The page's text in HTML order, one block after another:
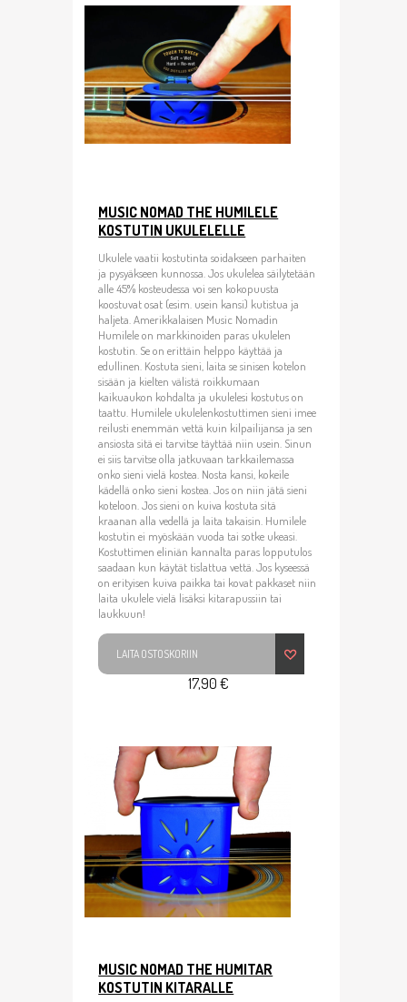
MUSIC NOMAD THE HUMILELE
KOSTUTIN UKULELELLE
Ukulele vaatii kostutinta soidakseen parhaiten
ja pysyäkseen kunnossa. Jos ukulelea säilytetään
alle 45% kosteudessa voi sen kokopuusta
koostuvat osat (esim. usein kansi) kutistua ja
haljeta. Amerikkalaisen Music Nomadin
Humilele on markkinoiden paras ukulelen
kostutin. Se on erittäin helppo käyttää ja
edullinen. Kostuta sieni, laita se sinisen kotelon
sisään ja kielten välistä roikkumaan
kaikuaukon kohdalta ja ukulelesi kostutus on
taattu. Humilele ukulelenkostuttimen sieni imee
reilusti enemmän vettä kuin kilpailijansa ja sen
ansiosta sitä ei tarvitse täyttää niin usein. Sinun
ei siis tarvitse olla jatkuvaan tarkkailemassa
onko sieni vielä kostea. Nosta kansi, kokeile
kädellä onko sieni kostea. Jos on niin jätä sieni
koteloon. Jos sieni on kuiva kostuta sitä
kraanan alla vedellä ja laita takaisin. Humilele
kostutin ei myöskään vuoda tai sotke ukeasi.
Kostuttimen eliniän kannalta paras lopputulos
saadaan kun käytät tislattua vettä. Jos kyseessä
on erityisen kuiva paikka tai kovat pakkaset niin
laita ukulele vielä lisäksi kitarapussiin tai
laukkuun!
LAITA OSTOSKORIIN
17,90 €
MUSIC NOMAD THE HUMITAR
KOSTUTIN KITARALLE